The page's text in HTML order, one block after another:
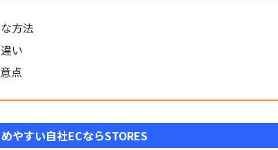
方法
い
点
やすい自社ECならSTORES